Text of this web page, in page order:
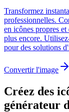
Transformez
professionnelles.
en icônes propres
plus encore.
pour des solutions
Convertir l'image
Créez des
générateur